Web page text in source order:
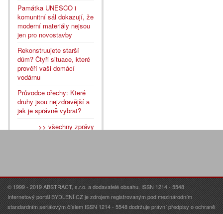
Památka UNESCO i
komunitní sál dokazují, že
moderní materiály nejsou
jen pro novostavby
Rekonstruujete starší
dům? Čtyři situace, které
prověří vaši domácí
vodárnu
Průvodce ořechy: Které
druhy jsou nejzdravější a
jak je správně vybrat?
>> všechny zprávy
© 1999 - 2019 ABSTRACT, s.r.o. a dodavatelé obsahu. ISSN 1214 - 5548
Internetový portál BYDLENÍ.CZ je zdrojem registrovaným pod mezinárodním
standardním seriálovým číslem ISSN 1214 - 5548 dodržuje právní předpisy o ochraně